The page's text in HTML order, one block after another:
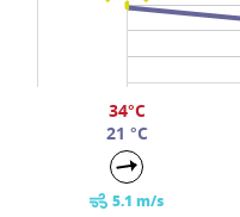
34°C
21 °C
5.1 m/s